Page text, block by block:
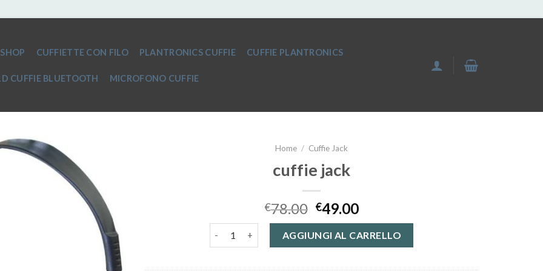
SHOP CUFFIETTE CON FILO PLANTRONICS CUFFIE CUFFIE PLANTRONICS
CUFFIE BLUETOOTH MICROFONO CUFFIE
Home / Cuffie Jack
cuffie jack
€78.00 €49.00
AGGIUNGI AL CARRELLO